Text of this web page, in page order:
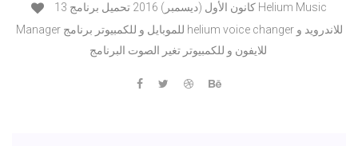
13 كانون الأول (ديسمبر) 2016 تحميل برنامج Helium Music
Manager للموبايل و للكمبيوتر برنامج helium voice changer للاندرويد و